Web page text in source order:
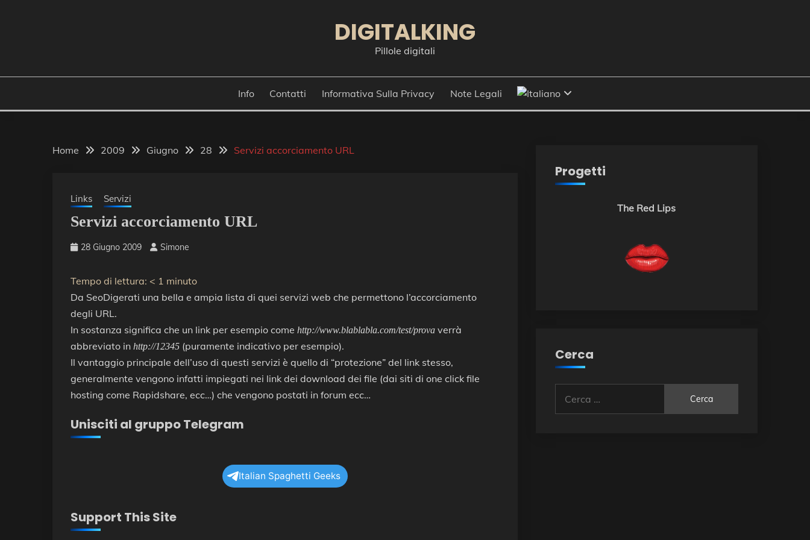
DIGITALKING
Pillole digitali
Info Contatti Informativa Sulla Privacy Note Legali
Home 2009 Giugno 28 Servizi accorciamento URL
Links Servizi
Servizi accorciamento URL
28 Giugno 2009 Simone
Tempo di lettura: < 1 minuto
Da SeoDigerati una bella e ampia lista di quei servizi web che permettono l’accorciamento
degli URL.
In sostanza significa che un link per esempio come http://www.blablabla.com/test/prova verrà
abbreviato in http://12345 (puramente indicativo per esempio).
Il vantaggio principale dell’uso di questi servizi è quello di “protezione” del link stesso,
generalmente vengono infatti impiegati nei link dei download dei file (dai siti di one click file
hosting come Rapidshare, ecc…) che vengono postati in forum ecc…
Unisciti al gruppo Telegram
Italian Spaghetti Geeks
Support This Site
Progetti
The Red Lips
Cerca
per: